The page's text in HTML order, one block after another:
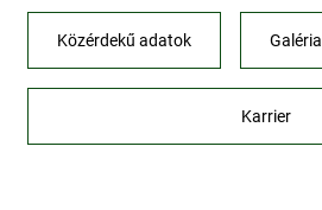
Közérdekű adatok Galéria
Karrier